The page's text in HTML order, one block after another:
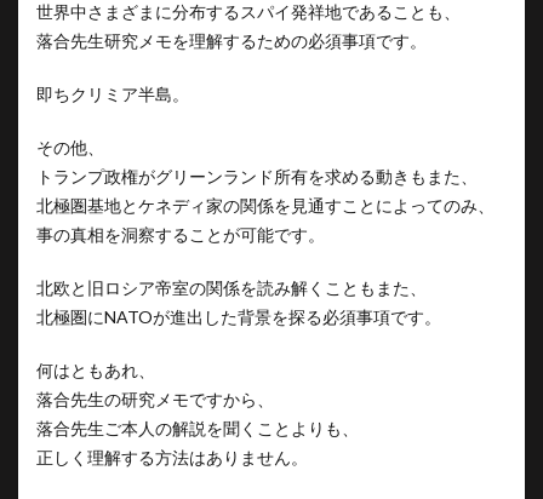
世界中さまざまに分布するスパイ発祥地であることも、
落合先生研究メモを理解するための必須事項です。
即ちクリミア半島。
その他、
トランプ政権がグリーンランド所有を求める動きもまた、
北極圏基地とケネディ家の関係を見通すことによってのみ、
事の真相を洞察することが可能です。
北欧と旧ロシア帝室の関係を読み解くこともまた、
北極圏にNATOが進出した背景を探る必須事項です。
何はともあれ、
落合先生の研究メモですから、
落合先生ご本人の解説を聞くことよりも、
正しく理解する方法はありません。